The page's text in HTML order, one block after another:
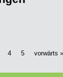
4 5 vorwärts »